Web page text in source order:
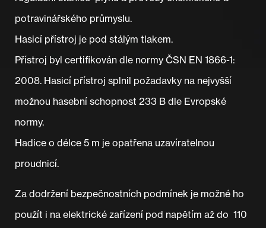
potravinářského průmyslu.
Hasicí přístroj je pod stálým tlakem.
Přístroj byl certifikován dle normy ČSN EN 1866-1:
2008. Hasicí přístroj splnil požadavky na nejvyšší
možnou hasební schopnost 233 B dle Evropské
normy.
Hadice o délce 5 m je opatřena uzavíratelnou
proudnicí.
Za dodržení bezpečnostních podmínek je možné ho
použít i na elektrické zařízení pod napětím až do 110